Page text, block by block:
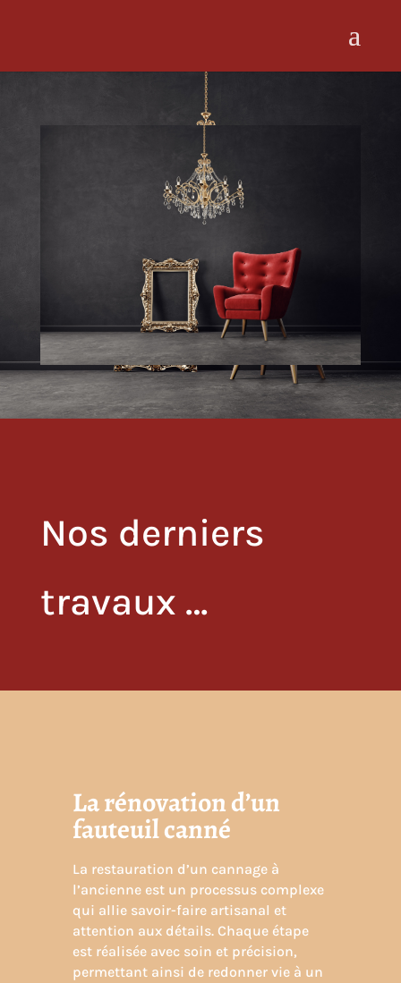
Nos derniers
travaux …
La rénovation d’un
fauteuil canné
La restauration d’un cannage à
l’ancienne est un processus complexe
qui allie savoir-faire artisanal et
attention aux détails. Chaque étape
est réalisée avec soin et précision,
permettant ainsi de redonner vie à un